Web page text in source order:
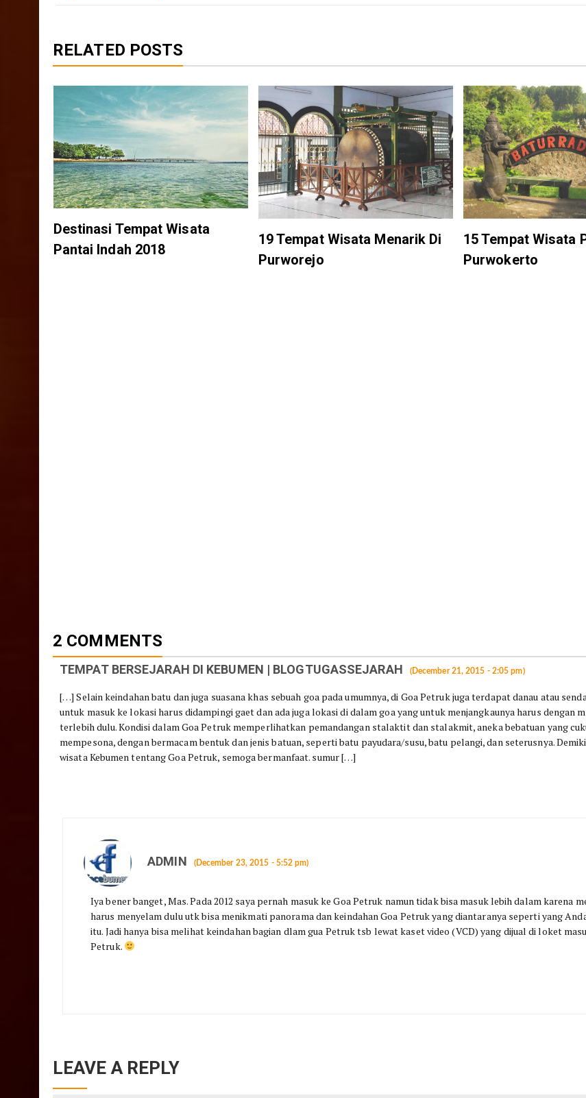
RELATED POSTS
Destinasi Tempat Wisata
Pantai Indah 2018
19 Tempat Wisata Menarik Di
Purworejo
15 Tempat Wisata
Purwokerto
2 COMMENTS
TEMPAT BERSEJARAH DI KEBUMEN | BLOGTUGASSEJARAH (December 21, 2015 - 2:05 pm)
[…] Selain keindahan batu dan juga suasana khas sebuah goa pada umumnya, di Goa Petruk juga terdapat danau atau
untuk masuk ke lokasi harus didampingi gaet dan ada juga lokasi di dalam goa yang untuk menjangkaunya harus dengan
terlebih dulu. Kondisi dalam Goa Petruk memperlihatkan pemandangan stalaktit dan stalakmit, aneka bebatuan yang
mempesona, dengan bermacam bentuk dan jenis batuan, seperti batu payudara/susu, batu pelangi, dan seterusnya.
wisata Kebumen tentang Goa Petruk, semoga bermanfaat. sumur […]
ADMIN (December 23, 2015 - 5:52 pm)
Iya bener banget, Mas. Pada 2012 saya pernah masuk ke Goa Petruk namun tidak bisa masuk lebih dalam karena
harus menyelam dulu utk bisa menikmati panorama dan keindahan Goa Petruk yang diantaranya seperti yang
itu. Jadi hanya bisa melihat keindahan bagian dlam gua Petruk tsb lewat kaset video (VCD) yang dijual di loket
Petruk.
LEAVE A REPLY